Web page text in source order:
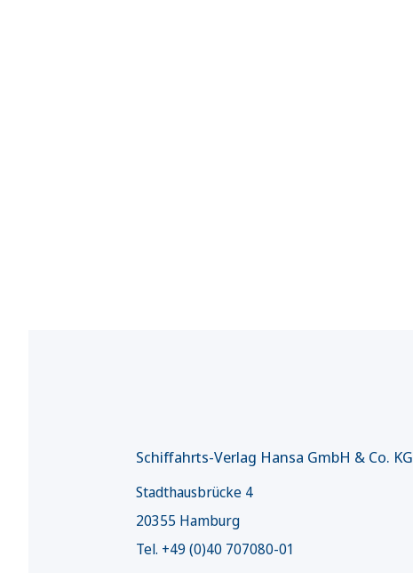
Schiffahrts-Verlag Hansa GmbH & Co. KG
Stadthausbrücke 4
20355 Hamburg
Tel. +49 (0)40 707080-01